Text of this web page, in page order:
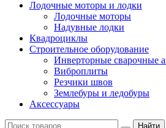
Лодочные моторы и лодки
Лодочные моторы
Надувные лодки
Квадроциклы
Строительное оборудование
Инверторные сварочные
Виброплиты
Резчики швов
Землебуры и ледобуры
Аксессуары